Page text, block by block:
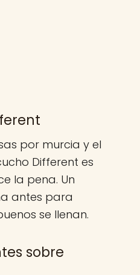
por murcia y el
Different es
la pena. Un
antes para
se llenan.
sobre